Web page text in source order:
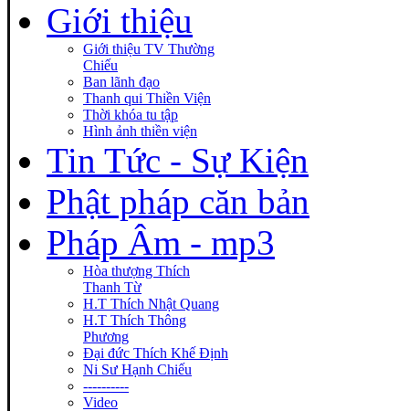
Giới thiệu
Giới thiệu TV Thường
Chiếu
Ban lãnh đạo
Thanh qui Thiền Viện
Thời khóa tu tập
Hình ảnh thiền viện
Tin Tức - Sự Kiện
Phật pháp căn bản
Pháp Âm - mp3
Hòa thượng Thích
Thanh Từ
H.T Thích Nhật Quang
H.T Thích Thông
Phương
Đại đức Thích Khế Định
Ni Sư Hạnh Chiếu
----------
Video